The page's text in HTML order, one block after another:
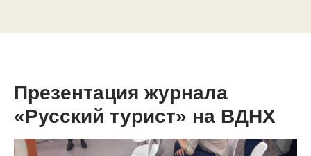
Презентация журнала
«Русский турист» на ВДНХ